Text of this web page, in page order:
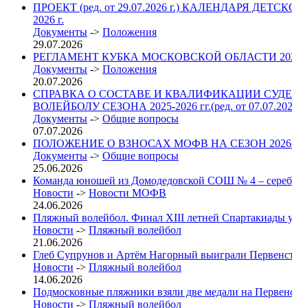
ПРОЕКТ (ред. от 29.07.2026 г.) КАЛЕНДАРЯ
2026 г.
Документы -> Положения
29.07.2026
РЕГЛАМЕНТ КУБКА МОСКОВСКОЙ ОБЛАСТИ
Документы -> Положения
20.07.2026
СПРАВКА О СОСТАВЕ И КВАЛИФИКАЦИИ
ВОЛЕЙБОЛУ СЕЗОНА 2025-2026 гг.(ред. от
Документы -> Общие вопросы
07.07.2026
ПОЛОЖЕНИЕ О ВЗНОСАХ МОФВ НА СЕЗОН 2026-
Документы -> Общие вопросы
25.06.2026
Команда юношей из Домодедовской СОШ № 4 –
Новости -> Новости МОФВ
24.06.2026
Пляжный волейбол. Финал XIII летней Спартакиады
Новости -> Пляжный волейбол
21.06.2026
Глеб Супрунов и Артём Нагорный выиграли
Новости -> Пляжный волейбол
14.06.2026
Подмосковные пляжники взяли две медали на
Новости -> Пляжный волейбол